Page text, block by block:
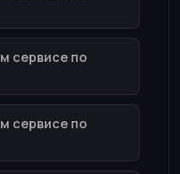
сервисе по
сервисе по